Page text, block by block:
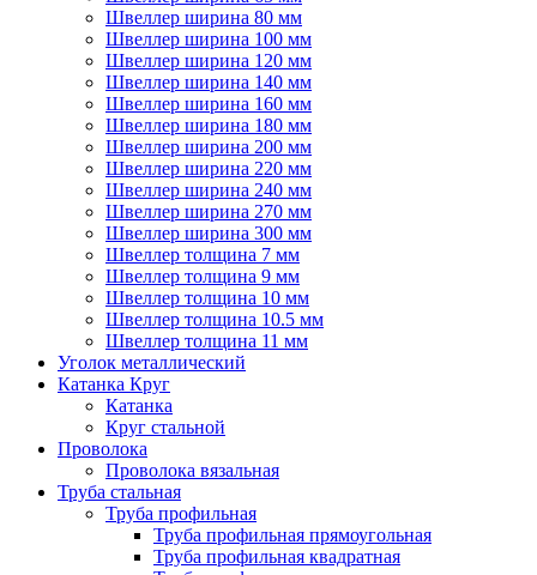
Швеллер ширина 80 мм
Швеллер ширина 100 мм
Швеллер ширина 120 мм
Швеллер ширина 140 мм
Швеллер ширина 160 мм
Швеллер ширина 180 мм
Швеллер ширина 200 мм
Швеллер ширина 220 мм
Швеллер ширина 240 мм
Швеллер ширина 270 мм
Швеллер ширина 300 мм
Швеллер толщина 7 мм
Швеллер толщина 9 мм
Швеллер толщина 10 мм
Швеллер толщина 10.5 мм
Швеллер толщина 11 мм
Уголок металлический
Катанка Круг
Катанка
Круг стальной
Проволока
Проволока вязальная
Труба стальная
Труба профильная
Труба профильная прямоугольная
Труба профильная квадратная